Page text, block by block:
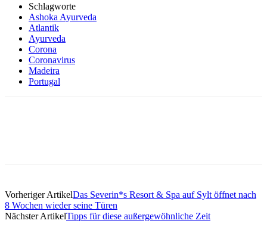
Schlagworte
Ashoka Ayurveda
Atlantik
Ayurveda
Corona
Coronavirus
Madeira
Portugal
Vorheriger ArtikelDas Severin*s Resort & Spa auf Sylt öffnet nach
8 Wochen wieder seine Türen
Nächster ArtikelTipps für diese außergewöhnliche Zeit